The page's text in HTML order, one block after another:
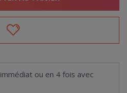
ou en 4 fois avec